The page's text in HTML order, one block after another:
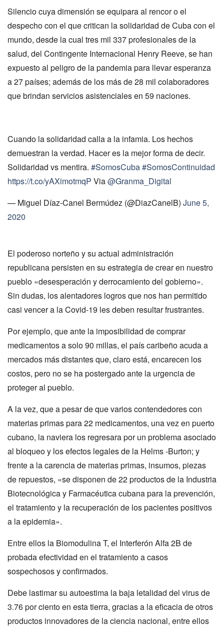
Silencio cuya dimensión se equipara al rencor o el
despecho con el que critican la solidaridad de Cuba con el
mundo, desde la cual tres mil 337 profesionales de la
salud, del Contingente Internacional Henry Reeve, se han
expuesto al peligro de la pandemia para llevar esperanza
a 27 países; además de los más de 28 mil colaboradores
que brindan servicios asistenciales en 59 naciones.
Cuando la solidaridad calla a la infamia. Los hechos
demuestran la verdad. Hacer es la mejor forma de decir.
Solidaridad vs mentira. #SomosCuba#SomosContinuidad
https://t.co/yAXimotmqP Via@Granma_Digital
— Miguel Díaz-Canel Bermúdez (@DiazCanelB) June 5,
2020
El poderoso norteño y su actual administración
republicana persisten en su estrategia de crear en nuestro
pueblo «desesperación y derrocamiento del gobierno».
Sin dudas, los alentadores logros que nos han permitido
casi vencer a la Covid-19 les deben resultar frustrantes.
Por ejemplo, que ante la imposibilidad de comprar
medicamentos a solo 90 millas, el país caribeño acuda a
mercados más distantes que, claro está, encarecen los
costos, pero no se ha postergado ante la urgencia de
proteger al pueblo.
A la vez, que a pesar de que varios contendedores con
materias primas para 22 medicamentos, una vez en puerto
cubano, la naviera los regresara por un problema asociado
al bloqueo y los efectos legales de la Helms -Burton; y
frente a la carencia de materias primas, insumos, piezas
de repuestos, «se disponen de 22 productos de la Industria
Biotecnológica y Farmacéutica cubana para la prevención,
el tratamiento y la recuperación de los pacientes positivos
a la epidemia».
Entre ellos la Biomodulina T, el Interferón Alfa 2B de
probada efectividad en el tratamiento a casos
sospechosos y confirmados.
Debe lastimar su autoestima la baja letalidad del virus de
3.76 por ciento en esta tierra, gracias a la eficacia de otros
productos innovadores de la ciencia nacional, entre ellos